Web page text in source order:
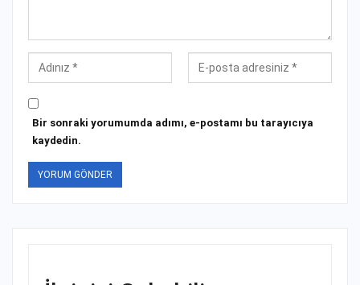
Bir sonraki yorumumda adımı, e-postamı bu tarayıcıya
kaydedin.